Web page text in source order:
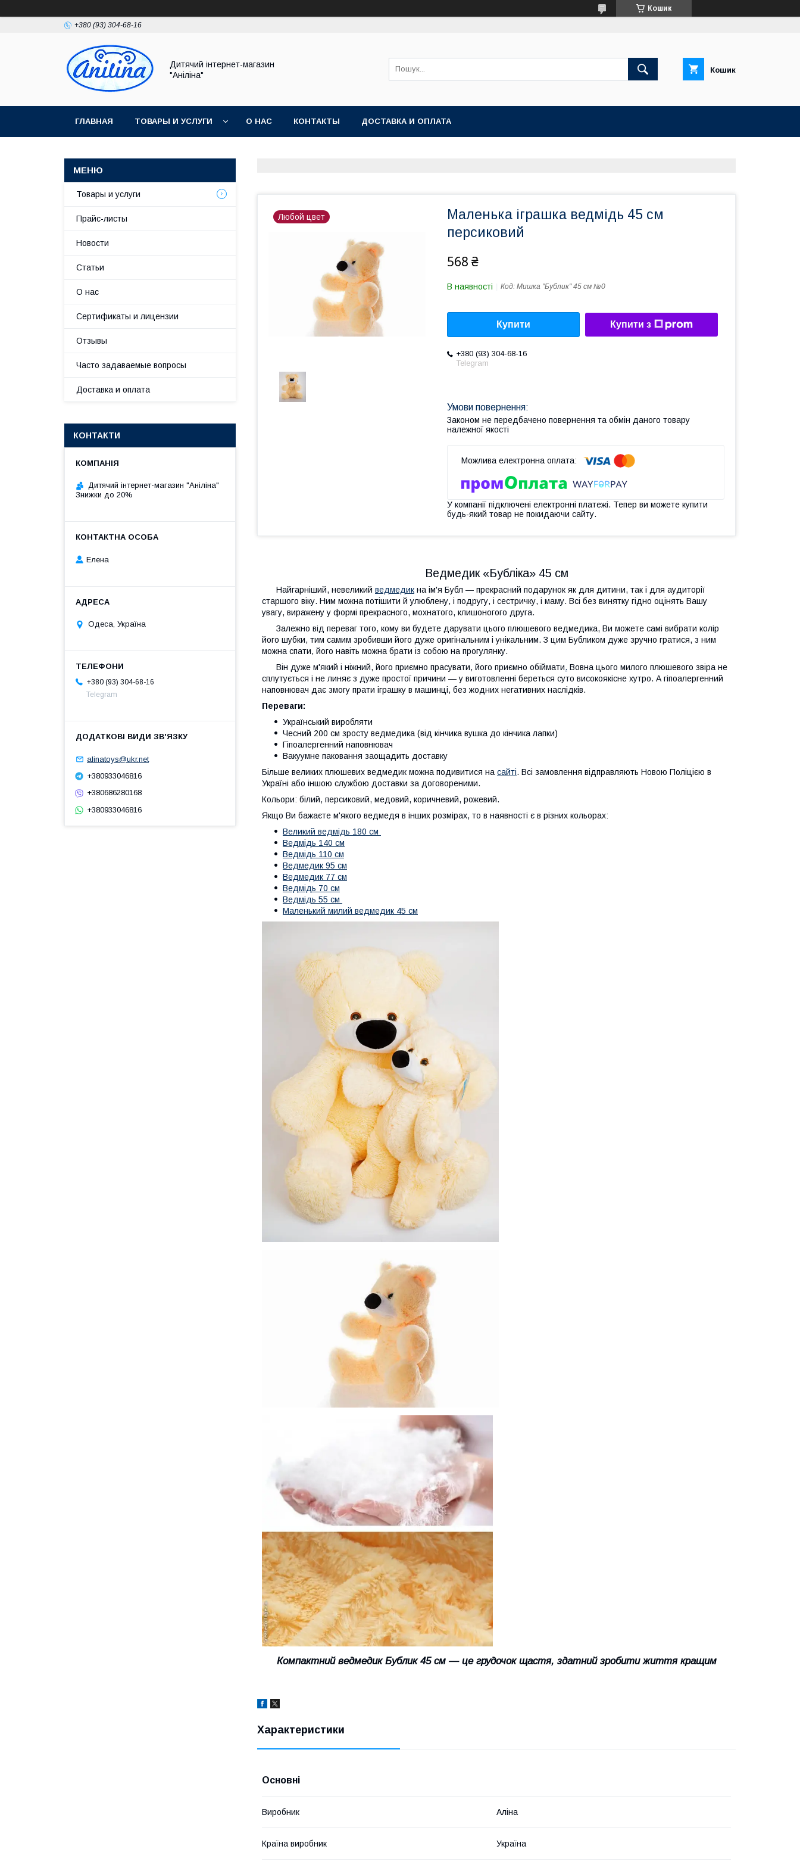
Кошик
+380 (93) 304-68-16
Дитячий інтернет-магазин
"Аніліна"
Кошик
ГЛАВНАЯ ТОВАРЫ И УСЛУГИ О НАС КОНТАКТЫ ДОСТАВКА И ОПЛАТА
Любой цвет
Маленька іграшка ведмідь 45 см
персиковий
568 ₴
В наявності Код: Мишка "Бублик" 45 см №0
Купити Купити з
+380 (93) 304-68-16
Telegram
Законом не передбачено повернення та обмін даного товару
належної якості
У компанії підключені електронні платежі. Тепер ви можете купити
будь-який товар не покидаючи сайту.
Ведмедик «Бубліка» 45 см
Найгарніший, невеликий ведмедик на ім'я Бубл — прекрасний подарунок як для дитини, так і для аудиторії
старшого віку. Ним можна потішити й улюблену, і подругу, і сестричку, і маму. Всі без винятку гідно оцінять Вашу
увагу, виражену у формі прекрасного, мохнатого, клишоногого друга.
Залежно від переваг того, кому ви будете дарувати цього плюшевого ведмедика, Ви можете самі вибрати колір
його шубки, тим самим зробивши його дуже оригінальним і унікальним. З цим Бубликом дуже зручно гратися, з ним
можна спати, його навіть можна брати із собою на прогулянку.
Він дуже м'який і ніжний, його приємно прасувати, його приємно обіймати. Вовна цього милого плюшевого звіра не
сплутується і не линяє з дуже простої причини — у виготовленні береться суто високоякісне хутро. А гіпоалергенний
наповнювач дає змогу прати іграшку в машинці, без жодних негативних наслідків.
Переваги:
Український виробляти
Чесний 200 см зросту ведмедика (від кінчика вушка до кінчика лапки)
Гіпоалергенний наповнювач
Вакуумне паковання заощадить доставку
Більше великих плюшевих ведмедик можна подивитися насайті. Всі замовлення відправляють Новою Поліцією в
Україні або іншою службою доставки за договореними.
Кольори: білий, персиковий, медовий, коричневий, рожевий.
Якщо Ви бажаєте м'якого ведмедя в інших розмірах, то в наявності є в різних кольорах:
Великий ведмідь 180 см
Ведмідь 140 см
Ведмідь 110 см
Ведмедик 95 см
Ведмедик 77 см
Ведмідь 70 см
Ведмідь 55 см
Маленький милий ведмедик 45 см
Компактний ведмедик Бублик 45 см — це грудочок щастя, здатний зробити життя кращим
Характеристики
Основні
Виробник Аліна
Країна виробник Україна
Товары и услуги
Прайс-листы
Новости
Статьи
О нас
Сертификаты и лицензии
Отзывы
Часто задаваемые вопросы
Доставка и оплата
КОНТАКТИ
Дитячий інтернет-магазин "Аніліна"
Знижки до 20%
Елена
Одеса, Україна
+380 (93) 304-68-16
Telegram
alinatoys@ukr.net
+380933046816
+380686280168
+380933046816